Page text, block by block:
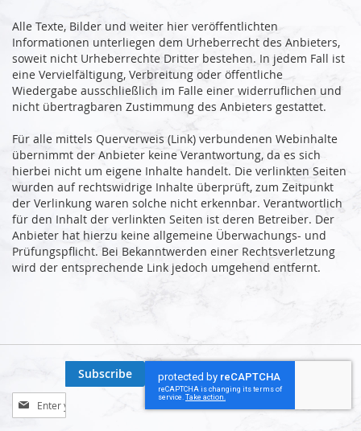
Alle Texte, Bilder und weiter hier veröffentlichten
Informationen unterliegen dem Urheberrecht des Anbieters,
soweit nicht Urheberrechte Dritter bestehen. In jedem Fall ist
eine Vervielfältigung, Verbreitung oder öffentliche
Wiedergabe ausschließlich im Falle einer widerruflichen und
nicht übertragbaren Zustimmung des Anbieters gestattet.
Für alle mittels Querverweis (Link) verbundenen Webinhalte
übernimmt der Anbieter keine Verantwortung, da es sich
hierbei nicht um eigene Inhalte handelt. Die verlinkten Seiten
wurden auf rechtswidrige Inhalte überprüft, zum Zeitpunkt
der Verlinkung waren solche nicht erkennbar. Verantwortlich
für den Inhalt der verlinkten Seiten ist deren Betreiber. Der
Anbieter hat hierzu keine allgemeine Überwachungs- und
Prüfungspflicht. Bei Bekanntwerden einer Rechtsverletzung
wird der entsprechende Link jedoch umgehend entfernt.
Sign
Up
Subscribe